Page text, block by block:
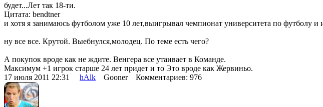
будет...Лет так 18-ти.
Цитата: bendtner
и хотя я занимаюсь футболом уже 10 лет,выигрывал чемпионат университета по футболу и
ну все все. Крутой. Выебнулся,молодец. По теме есть чего?
А покупок вроде как не ждите. Венгера все утаивает в Команде.
Максимум +1 игрок старше 24 лет придет и то Это вроде как Жервиньо.
17 июля 2011 22:31 hAlk Gooner Комментариев: 976